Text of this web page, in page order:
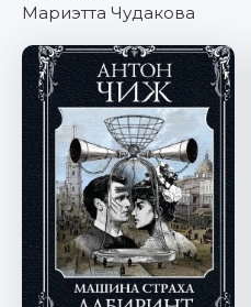
Мариэтта Чудакова